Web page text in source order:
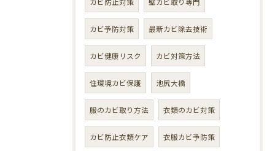
カビ予防対策 最新カビ除去技術
カビ健康リスク カビ対策方法
住環境カビ保護 池尻大橋
服のカビ取り方法 衣類のカビ対策
カビ防止衣類ケア 衣服カビ予防策